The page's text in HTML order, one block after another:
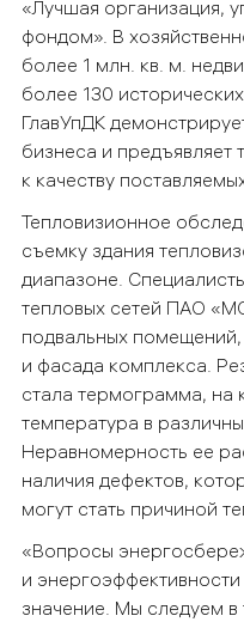
«Лучшая организация,
фондом». В
более 1 млн. кв. м.
более 130
ГлавУпДК
бизнеса и предъявляет
к качеству
Тепловизионное
съемку здания
диапазоне.
тепловых сетей ПАО
подвальных
и фасада комплекса.
стала термограмма, на
температура в
Неравномерность ее
наличия дефектов,
могут стать причиной
«Вопросы
и
значение. Мы следуем